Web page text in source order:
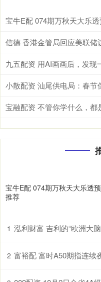
宝牛E配 074期万秋天大乐
九五配资 用AI画画后，发现
宝融配资 不管你学什么，都
宝牛E配 074期万秋天大乐透
推荐
1 泓利财富 吉利的“欧洲大
2 富裕配 富时A50期指连续